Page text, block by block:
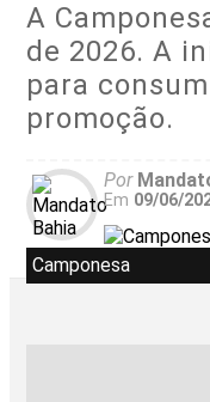
A
de 2026. A
para
promoção.
Por
Em 09/06/
Camponesa